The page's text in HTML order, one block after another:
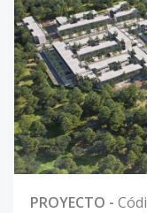
PROYECTO -